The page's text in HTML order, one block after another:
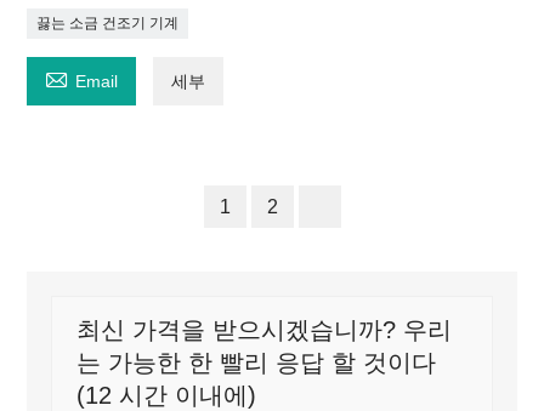
끓는 소금 건조기 기계
 Email 세부
1 2
최신 가격을 받으시겠습니까? 우리
는 가능한 한 빨리 응답 할 것이다
(12 시간 이내에)